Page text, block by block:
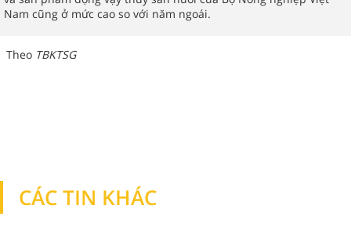
Nam cũng ở mức cao so với năm ngoái.
Theo TBKTSG
CÁC TIN KHÁC